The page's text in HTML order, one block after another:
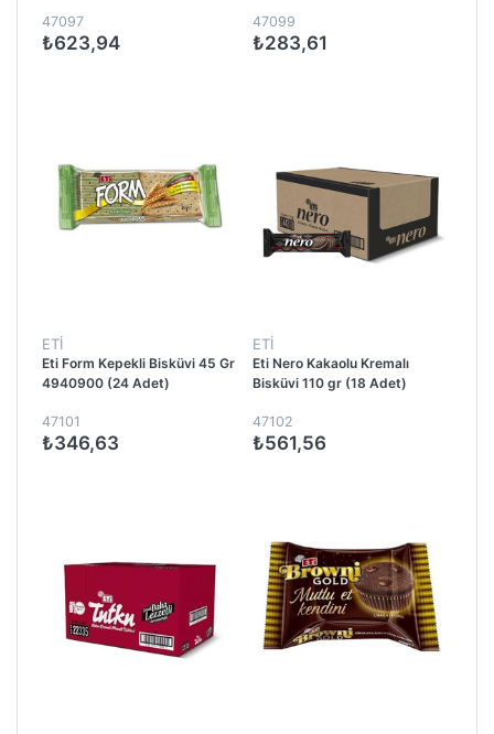
47097
₺623,94
47099
₺283,61
ETİ
Eti Form Kepekli Bisküvi 45 Gr
4940900 (24 Adet)
47101
₺346,63
ETİ
Eti Nero Kakaolu Kremalı
Bisküvi 110 gr (18 Adet)
47102
₺561,56